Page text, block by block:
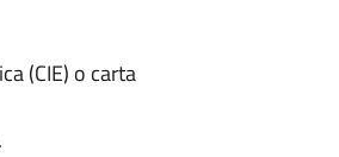
(CIE) o carta